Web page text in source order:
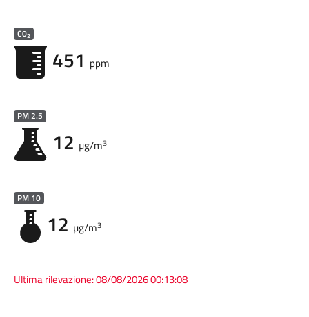
C02
451 ppm
PM 2.5
12 µg/m3
PM 10
12 µg/m3
Ultima rilevazione:08/08/2026 00:13:08